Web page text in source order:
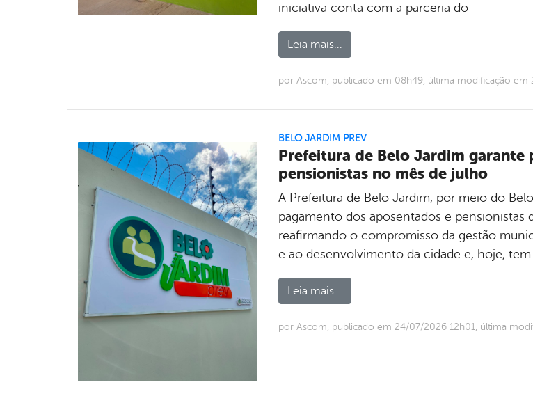
iniciativa conta com a parceria do
Leia mais...
por Ascom, publicado em 08h49, última modificação
BELO JARDIM PREV
Prefeitura de Belo Jardim garante
pensionistas no mês de julho
A Prefeitura de Belo Jardim, por meio do
pagamento dos aposentados e pensionistas
reafirmando o compromisso da gestão
e ao desenvolvimento da cidade e, hoje, tem
Leia mais...
por Ascom, publicado em 24/07/2026 12h01, última